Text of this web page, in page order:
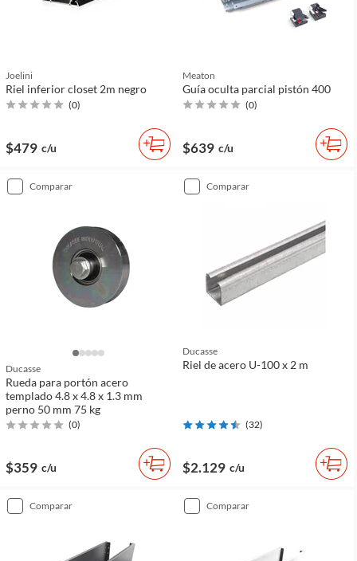
Joelini
Riel inferior closet 2m negro
(0)
$479 c/u
Meaton
Guía oculta parcial pistón 400
(0)
$639 c/u
comparar
Ducasse
Rueda para portón acero
templado 4.8 x 4.8 x 1.3 mm
perno 50 mm 75 kg
(0)
$359 c/u
comparar
Ducasse
Riel de acero U-100 x 2 m
(32)
$2.129 c/u
comparar comparar